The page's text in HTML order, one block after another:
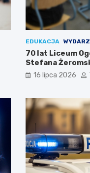
EDUKACJA
70 lat Liceum
Stefana
Świętuj z nami!
16 lipca 2026